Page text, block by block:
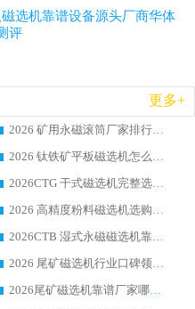
选机靠谱设备源头厂商华体
评
更多+
2026 矿用永磁滚筒厂家排行榜选购指南，行业口碑领域强者华体会手机网页版-华体会(中国)
2026 钛铁矿平板磁选机怎么选 靠谱生产企业实力排行榜选购参考攻略
2026CTG 干式磁选机完整选购指南 行业口碑顶尖靠谱生产龙头厂家实力推荐
2026 高精度粉料磁选机选购全攻略 行业优质品牌华体会手机网页版-华体会(中国) 实力深度解析
2026CTB 湿式永磁磁选机靠谱厂家实力排行榜 铁矿选矿设备采购全流程选购指南
2026 尾矿磁选机行业口碑领域强者，源头直供国内主流厂家华体会手机网页版-华体会(中国) 一站式服务
2026尾矿磁选机靠谱厂家哪家好 行业口碑领域强者华体会手机网页版-华体会(中国) 推荐